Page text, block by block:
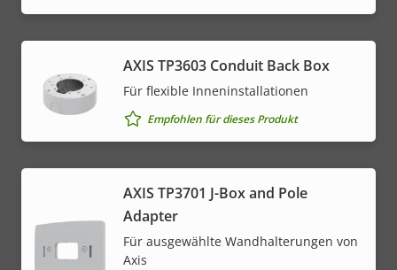
AXIS TP3603 Conduit Back Box
Für flexible Inneninstallationen
Empfohlen für dieses Produkt
AXIS TP3701 J-Box and Pole
Adapter
Für ausgewählte Wandhalterungen von
Axis